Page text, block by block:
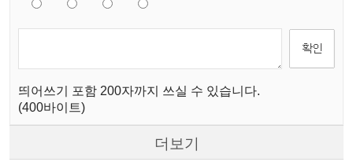
띄어쓰기 포함 200자까지 쓰실 수 있습니다.
(400바이트)
더보기